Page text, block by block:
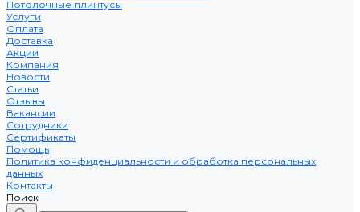
Потолочные плинтусы
Услуги
Оплата
Доставка
Акции
Компания
Новости
Статьи
Отзывы
Вакансии
Сотрудники
Сертификаты
Помощь
Политика конфиденциальности и обработка персональных
данных
Контакты
Поиск